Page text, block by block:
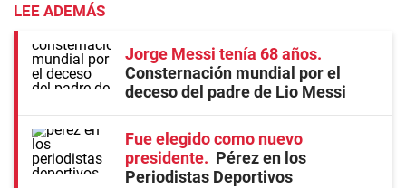
LEE ADEMÁS
Jorge Messi tenía 68 años
Consternación mundial por el
deceso del padre de Lio Messi
Fue elegido como nuevo
presidente
Pérez en los
Periodistas Deportivos